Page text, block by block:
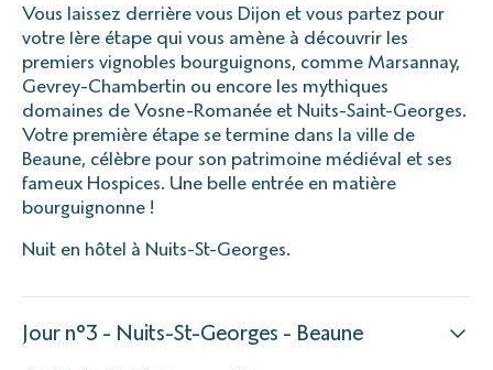
Vous laissez derrière vous Dijon et vous partez pour
votre 1ère étape qui vous amène à découvrir les
premiers vignobles bourguignons, comme Marsannay,
Gevrey-Chambertin ou encore les mythiques
domaines de Vosne-Romanée et Nuits-Saint-Georges.
Votre première étape se termine dans la ville de
Beaune, célèbre pour son patrimoine médiéval et ses
fameux Hospices. Une belle entrée en matière
bourguignonne !
Nuit en hôtel à Nuits-St-Georges.
Jour n°3 - Nuits-St-Georges - Beaune